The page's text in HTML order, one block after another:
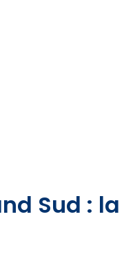
Sud : la